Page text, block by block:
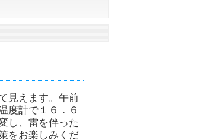
見えます。午前
度計で１６．６
し、雷を伴った
をお楽しみくだ